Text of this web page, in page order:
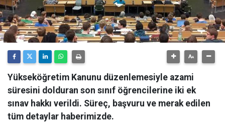
Yükseköğretim Kanunu düzenlemesiyle azami
süresini dolduran son sınıf öğrencilerine iki ek
sınav hakkı verildi. Süreç, başvuru ve merak edilen
tüm detaylar haberimizde.